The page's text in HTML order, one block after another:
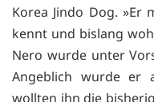
Korea Jindo Dog.
kennt und bislang
Nero wurde unter
Angeblich wurde er
wollten ihn die